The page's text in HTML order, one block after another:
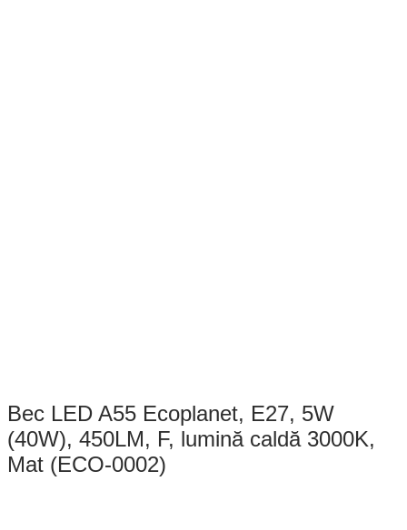
Bec LED A55 Ecoplanet, E27, 5W
(40W), 450LM, F, lumină caldă 3000K,
Mat (ECO-0002)